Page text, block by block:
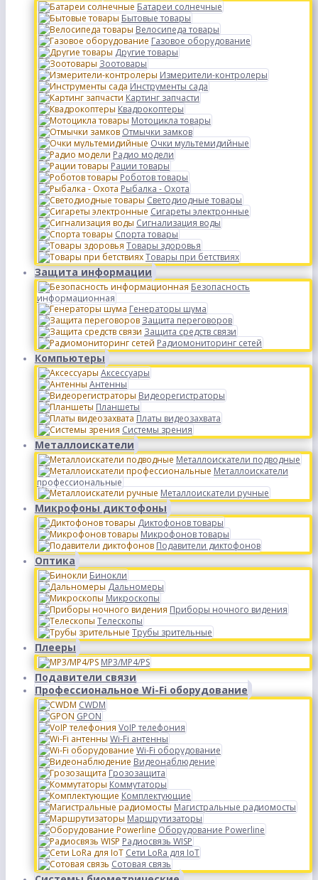
Батареи солнечные
Бытовые товары
Велосипеда товары
Газовое оборудование
Другие товары
Зоотовары
Измерители-контролеры
Инструменты сада
Картинг запчасти
Квадрокоптеры
Мотоцикла товары
Отмычки замков
Очки мультемидийные
Радио модели
Рации товары
Роботов товары
Рыбалка - Охота
Светодиодные товары
Сигареты электронные
Сигнализация воды
Спорта товары
Товары здоровья
Товары при бетствиях
Защита информации
Безопасность
информационная
Генераторы шума
Защита переговоров
Защита средств связи
Радиомониторинг сетей
Компьютеры
Аксессуары
Антенны
Видеорегистраторы
Планшеты
Платы видеозахвата
Системы зрения
Металлоискатели
Металлоискатели подводные
Металлоискатели
профессиональные
Металлоискатели ручные
Микрофоны диктофоны
Диктофонов товары
Микрофонов товары
Подавители диктофонов
Оптика
Бинокли
Дальномеры
Микроскопы
Приборы ночного видения
Телескопы
Трубы зрительные
Плееры
MP3/MP4/PS
Подавители связи
Профессиональное Wi-Fi оборудование
CWDM
GPON
VoIP телефония
Wi-Fi антенны
Wi-Fi оборудование
Видеонаблюдение
Грозозащита
Коммутаторы
Комплектующие
Магистральные радиомосты
Маршрутизаторы
Оборудование Powerline
Радиосвязь WISP
Сети LoRa для IoT
Сотовая связь